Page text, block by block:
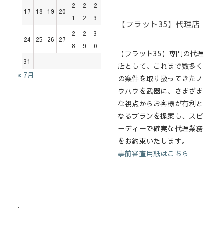
17 18 19 20
2
1
2
2
2
3
24 25 26 27
2
8
2
9
3
0
31
« 7月
【フラット35】代理店
【フラット35】専門の代理
店として、これまで数多く
の案件を取り扱ってきたノ
ウハウを武器に、さまざま
な視点からお客様が有利と
なるプランを提案し、スピ
ーディーで確実な代理業務
をお約束いたします。
事前審査用紙はこちら
.